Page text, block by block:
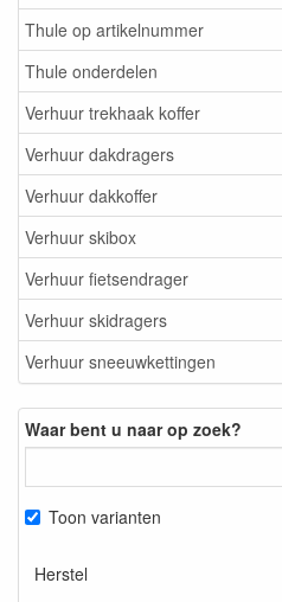
Thule op artikelnummer
Thule onderdelen
Verhuur trekhaak koffer
Verhuur dakdragers
Verhuur dakkoffer
Verhuur skibox
Verhuur fietsendrager
Verhuur skidragers
Verhuur sneeuwkettingen
Waar bent u naar op zoek?
Toon varianten
Herstel